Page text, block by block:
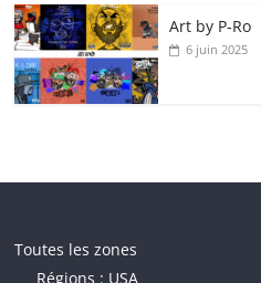
Art by P‑Ro
6 juin 2025
Toutes les zones
Régions : USA